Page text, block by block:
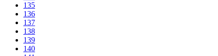
135
136
137
138
139
140